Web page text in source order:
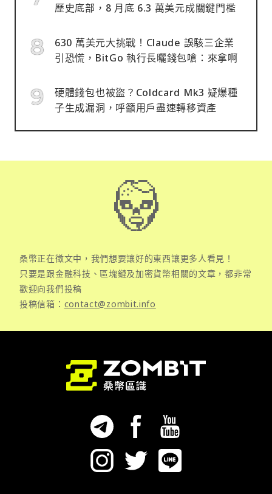
歷史底部，8 月底 6.3 萬美元成關鍵門檻
630 萬美元大挑戰！Claude 誤駭三企業
引恐慌，BitGo 執行長曬錢包嗆：來拿啊
硬體錢包也被盜？Coldcard Mk3 疑爆種
子生成漏洞，呼籲用戶盡速轉移資產
桑幣正在徵文中，我們想要讓好的東西讓更多人看見！
只要是跟金融科技、區塊鏈及加密貨幣相關的文章，都非常
歡迎向我們投稿
投稿信箱： contact@zombit.info